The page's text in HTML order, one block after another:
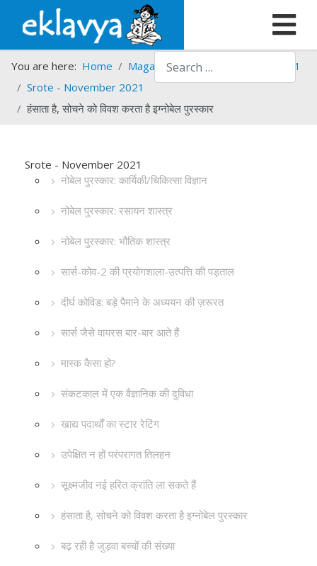
Search
You are here: Home Magazines Srote
Srote - 2021
Srote - November 2021
हंसाता है, सोचने को विवश करता है इग्नोबेल पुरस्कार
Srote - November 2021
नोबेल पुरस्कार: कार्यिकी/चिकित्सा विज्ञान
नोबेल पुरस्कार: रसायन शास्त्र
नोबेल पुरस्कार: भौतिक शास्त्र
सार्स-कोव-2 की प्रयोगशाला-उत्पत्ति की पड़ताल
दीर्घ कोविड: बड़े पैमाने के अध्ययन की ज़रूरत
सार्स जैसे वायरस बार-बार आते हैं
मास्क कैसा हो?
संकटकाल में एक वैज्ञानिक की दुविधा
खाद्य पदार्थों का स्टार रेटिंग
उपेक्षित न हों परंपरागत तिलहन
सूक्ष्मजीव नई हरित क्रांति ला सकते हैं
हंसाता है, सोचने को विवश करता है इग्नोबेल पुरस्कार
बढ़ रही है जुड़वा बच्चों की संख्या